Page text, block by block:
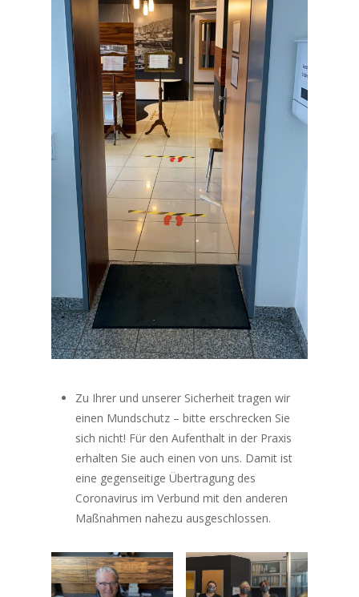
Zu Ihrer und unserer Sicherheit tragen wir
einen Mundschutz – bitte erschrecken Sie
sich nicht! Für den Aufenthalt in der Praxis
erhalten Sie auch einen von uns. Damit ist
eine gegenseitige Übertragung des
Coronavirus im Verbund mit den anderen
Maßnahmen nahezu ausgeschlossen.